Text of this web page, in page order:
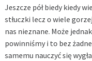
Jeszcze pół biedy kiedy
stłuczki lecz o wiele
nas nieznane. Może
powinniśmy i to bez
samemu nauczyć się